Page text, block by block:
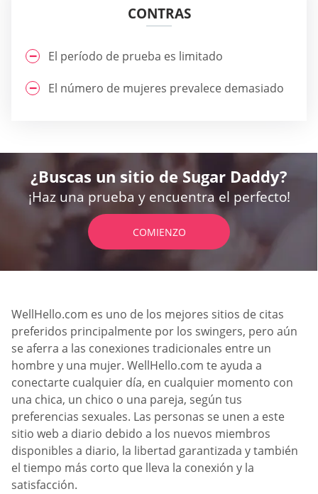
CONTRAS
El período de prueba es limitado
El número de mujeres prevalece demasiado
¿Buscas un sitio de Sugar Daddy?
¡Haz una prueba y encuentra el perfecto!
COMIENZO
WellHello.com es uno de los mejores sitios de citas
preferidos principalmente por los swingers, pero aún
se aferra a las conexiones tradicionales entre un
hombre y una mujer. WellHello.com te ayuda a
conectarte cualquier día, en cualquier momento con
una chica, un chico o una pareja, según tus
preferencias sexuales. Las personas se unen a este
sitio web a diario debido a los nuevos miembros
disponibles a diario, la libertad garantizada y también
el tiempo más corto que lleva la conexión y la
satisfacción.